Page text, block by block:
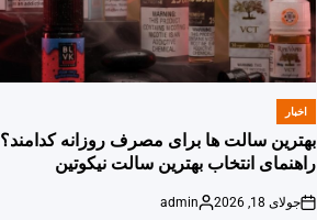
POSTED
اخبار
بهترین سالت ها برای مصرف روزانه کدامند؟
راهنمای انتخاب بهترین سالت نیکوتین
on
جولای 18, 2026
Posted
admin